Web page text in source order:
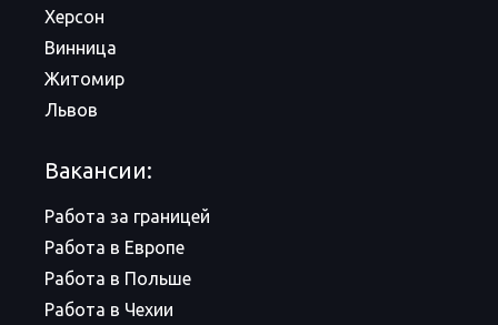
Херсон
Винница
Житомир
Львов
Вакансии:
Работа за границей
Работа в Европе
Работа в Польше
Работа в Чехии